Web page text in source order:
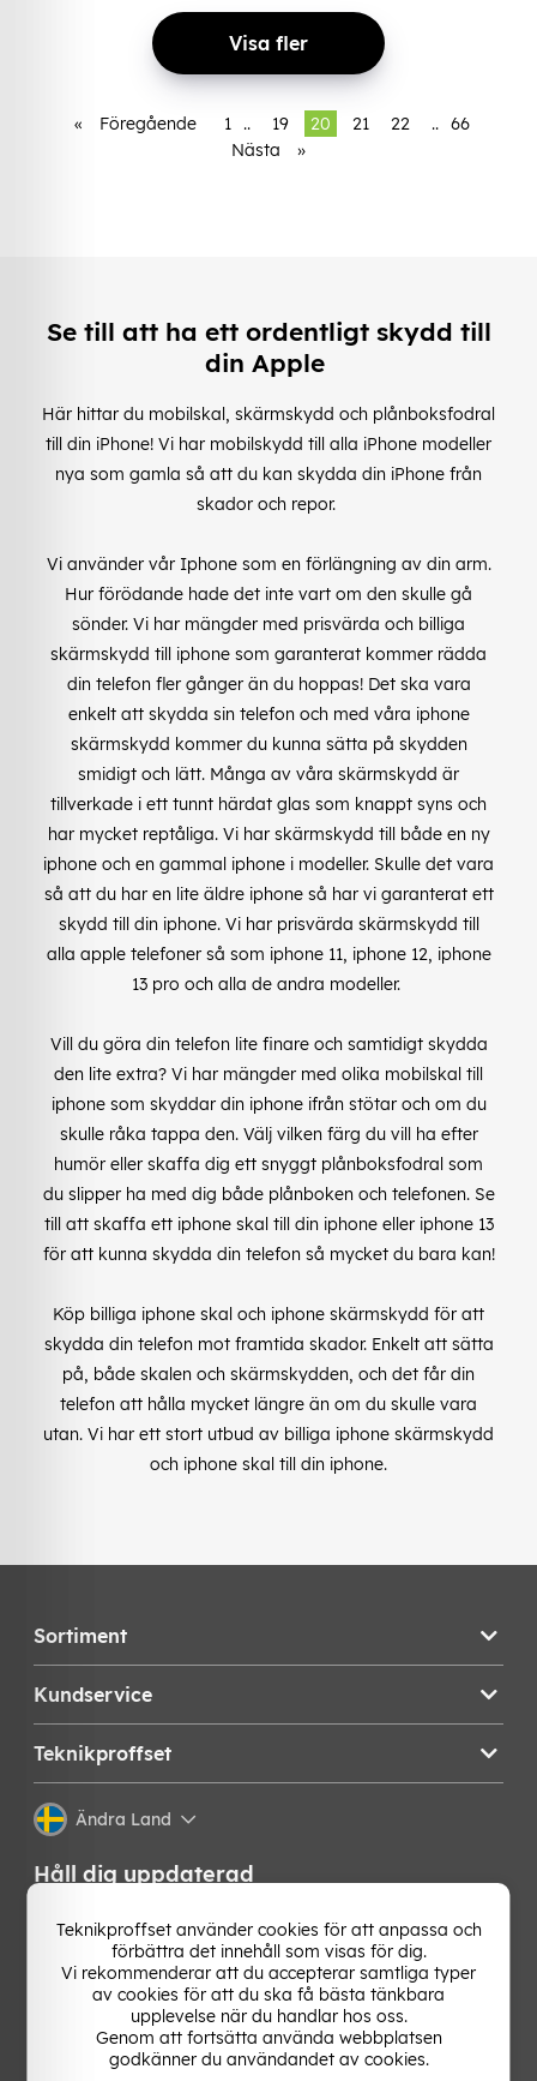
Visa fler
« Föregående 1 .. 19 20 21 22 .. 66
Nästa
»
Se till att ha ett ordentligt skydd till
din Apple
Här hittar du mobilskal, skärmskydd och plånboksfodral
till din iPhone! Vi har mobilskydd till alla iPhone modeller
nya som gamla så att du kan skydda din iPhone från
skador och repor.
Vi använder vår Iphone som en förlängning av din arm.
Hur förödande hade det inte vart om den skulle gå
sönder. Vi har mängder med prisvärda och billiga
skärmskydd till iphone som garanterat kommer rädda
din telefon fler gånger än du hoppas! Det ska vara
enkelt att skydda sin telefon och med våra iphone
skärmskydd kommer du kunna sätta på skydden
smidigt och lätt. Många av våra skärmskydd är
tillverkade i ett tunnt härdat glas som knappt syns och
har mycket reptåliga. Vi har skärmskydd till både en ny
iphone och en gammal iphone i modeller. Skulle det vara
så att du har en lite äldre iphone så har vi garanterat ett
skydd till din iphone. Vi har prisvärda skärmskydd till
alla apple telefoner så som iphone 11, iphone 12, iphone
13 pro och alla de andra modeller.
Vill du göra din telefon lite finare och samtidigt skydda
den lite extra? Vi har mängder med olika mobilskal till
iphone som skyddar din iphone ifrån stötar och om du
skulle råka tappa den. Välj vilken färg du vill ha efter
humör eller skaffa dig ett snyggt plånboksfodral som
du slipper ha med dig både plånboken och telefonen. Se
till att skaffa ett iphone skal till din iphone eller iphone 13
för att kunna skydda din telefon så mycket du bara kan!
Köp billiga iphone skal och iphone skärmskydd för att
skydda din telefon mot framtida skador. Enkelt att sätta
på, både skalen och skärmskydden, och det får din
telefon att hålla mycket längre än om du skulle vara
utan. Vi har ett stort utbud av billiga iphone skärmskydd
och iphone skal till din iphone.
Sortiment
Kundservice
Teknikproffset
Ändra Land
Håll dig uppdaterad
Få de senaste nyheterna, hetaste erbjudandena och
bästa tipsen från oss direkt i din mejlkorg. Signa upp på
vårt nyhetsbrev!
Teknikproffset använder cookies för att anpassa och
förbättra det innehåll som visas för dig.
Vi rekommenderar att du accepterar samtliga typer
av cookies för att du ska få bästa tänkbara
upplevelse när du handlar hos oss.
Genom att fortsätta använda webbplatsen
godkänner du användandet av cookies.